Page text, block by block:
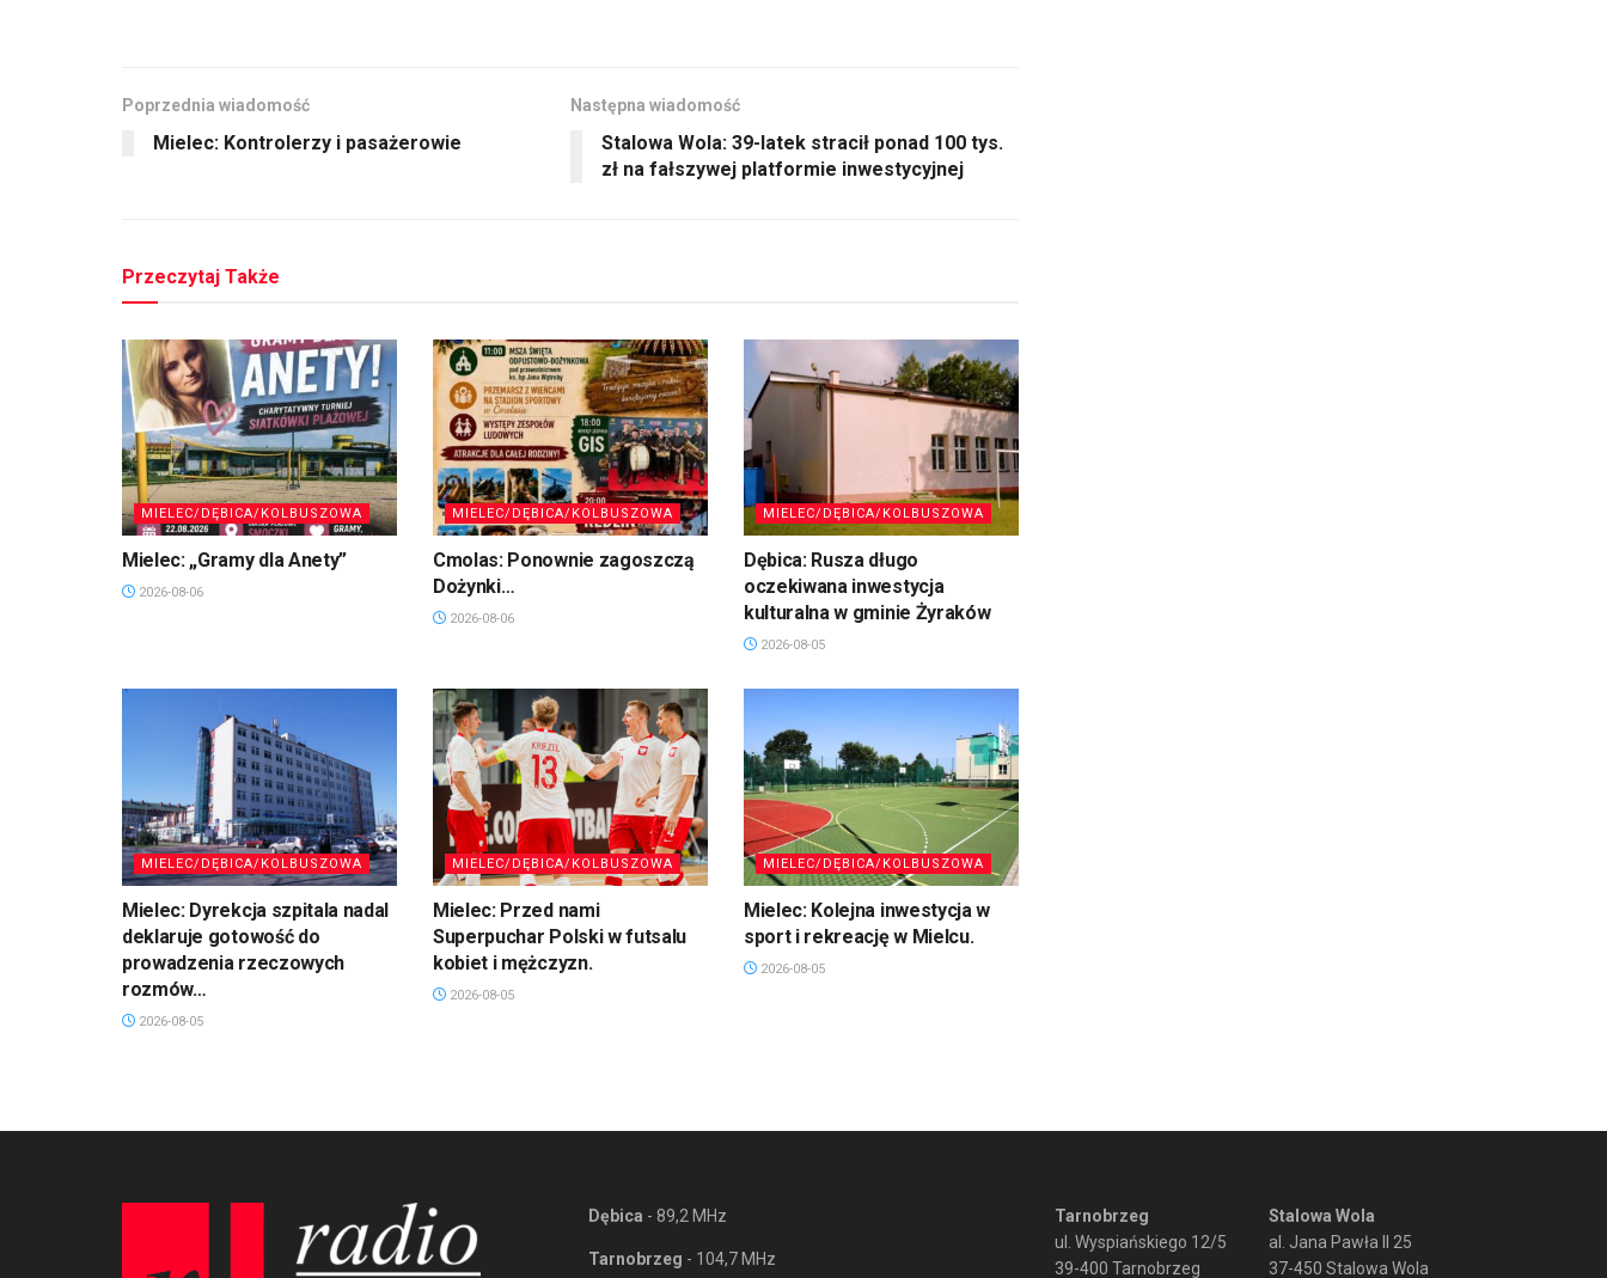
Poprzednia wiadomość
Mielec: Kontrolerzy i pasażerowie
Następna wiadomość
Stalowa Wola: 39-latek stracił ponad 100 tys.
zł na fałszywej platformie inwestycyjnej
Przeczytaj Także
MIELEC/DĘBICA/KOLBUSZOWA
Mielec: „Gramy dla Anety”
2026-08-06
MIELEC/DĘBICA/KOLBUSZOWA
Cmolas: Ponownie zagoszczą
Dożynki…
2026-08-06
MIELEC/DĘBICA/KOLBUSZOWA
Dębica: Rusza długo
oczekiwana inwestycja
kulturalna w gminie Żyraków
2026-08-05
MIELEC/DĘBICA/KOLBUSZOWA
Mielec: Dyrekcja szpitala nadal
deklaruje gotowość do
prowadzenia rzeczowych
rozmów…
2026-08-05
MIELEC/DĘBICA/KOLBUSZOWA
Mielec: Przed nami
Superpuchar Polski w futsalu
kobiet i mężczyzn.
2026-08-05
MIELEC/DĘBICA/KOLBUSZOWA
Mielec: Kolejna inwestycja w
sport i rekreację w Mielcu.
2026-08-05
Dębica - 89,2 MHz
Tarnobrzeg - 104,7 MHz
Tarnobrzeg
ul. Wyspiańskiego 12/5
39-400 Tarnobrzeg
Stalowa Wola
al. Jana Pawła II 25
37-450 Stalowa Wola